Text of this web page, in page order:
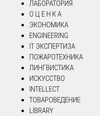
ЛАБОРАТОРИЯ
О Ц Е Н К А
ЭКОНОМИКА
ENGINEERING
IT ЭКСПЕРТИЗА
ПОЖАРОТЕХНИКА
ЛИНГВИСТИКА
ИСКУССТВО
INTELLECT
ТОВАРОВЕДЕНИЕ
LIBRARY